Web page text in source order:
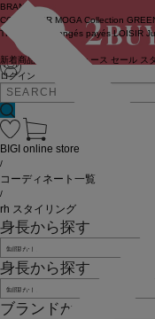
ログイン
BRAND
COUTURIER MOGA Collection
TRISTESSE
congés payés LOISIR
新着商品 ニュース セール ス
BIGI online store
/
コーディネート一覧
/
rh スタイリング
身長から探す
身長から探す
ブランドから探す